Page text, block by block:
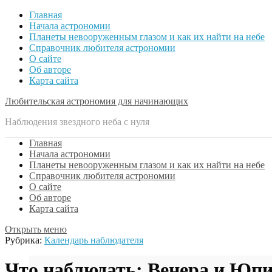
Главная
Начала астрономии
Планеты невооруженным глазом и как их найти на небе
Справочник любителя астрономии
О сайте
Об авторе
Карта сайта
Любительская астрономия для начинающих
Наблюдения звездного неба с нуля
Главная
Начала астрономии
Планеты невооруженным глазом и как их найти на небе
Справочник любителя астрономии
О сайте
Об авторе
Карта сайта
Открыть меню
Рубрика: Календарь наблюдателя